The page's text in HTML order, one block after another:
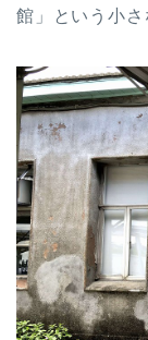
館」という小さ